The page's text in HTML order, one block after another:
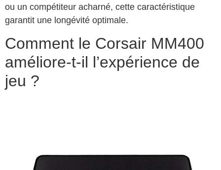
ou un compétiteur acharné, cette caractéristique
garantit une longévité optimale.
Comment le Corsair MM400
améliore-t-il l’expérience de
jeu ?